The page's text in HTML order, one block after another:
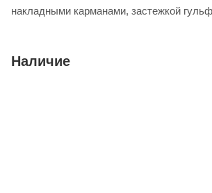
накладными карманами, застежкой
Наличие